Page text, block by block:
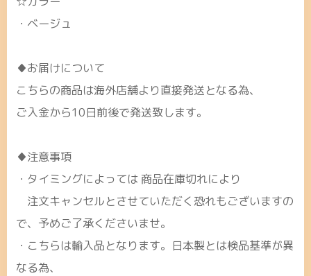
・ベージュ
♦お届けについて
こちらの商品は海外店舗より直接発送となる為、
ご入金から10日前後で発送致します。
♦注意事項
・タイミングによっては 商品在庫切れにより
注文キャンセルとさせていただく恐れもございますの
で、予めご了承くださいませ。
・こちらは輸入品となります。日本製とは検品基準が異
なる為、